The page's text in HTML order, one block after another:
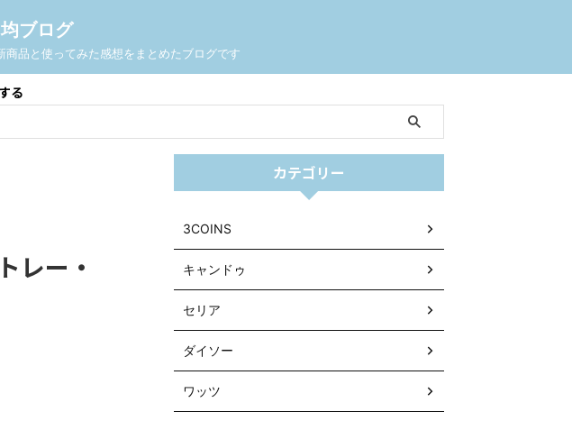
ブログ
品と使ってみた感想をまとめたブログです
る
レー・
カテゴリー
3COINS
キャンドゥ
セリア
ダイソー
ワッツ